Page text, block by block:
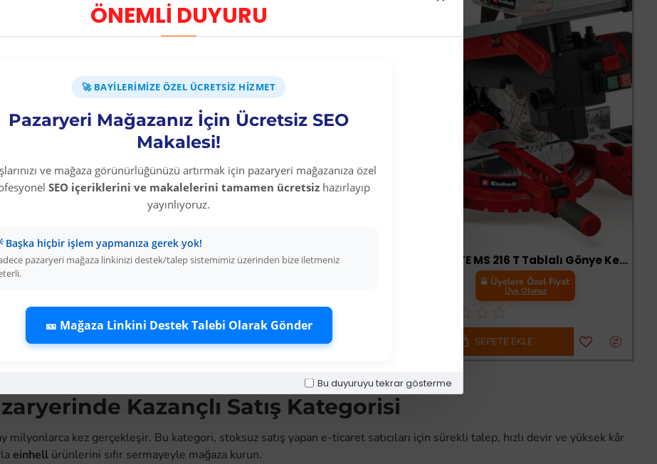
ÖNEMLİ DUYURU
🚀 BAYILERIMIZE ÖZEL ÜCRETSIZ HIZMET
Pazaryeri Mağazanız İçin Ücretsiz SEO
Makalesi!
ve mağaza görünürlüğünüzü artırmak için pazaryeri mağazanıza özel
SEO içeriklerini ve makalelerini tamamen ücretsiz hazırlayıp
yayınlıyoruz.
Başka hiçbir işlem yapmanıza gerek yok!
pazaryeri mağaza linkinizi destek/talep sistemimiz üzerinden bize iletmeniz
🎫 Mağaza Linkini Destek Talebi Olarak Gönder
Bu duyuruyu tekrar gösterme
Einhell TC MC 355/1 Profil Kesme Makinası 2200 Watt
SEPETE EKLE
-33 %
SEPETE EKLE
Einhell TE MS 216 T Tablalı Gönye Kesme
Üyelere Özel Fiyat
Üye Olunuz
SEPETE EKLE
Kazançlı Satış Kategorisi
kez gerçekleşir. Bu kategori, stoksuz satış yapan e-ticaret satıcıları için sürekli talep, hızlı devir ve yüksek kâr
einhell ürünlerini sıfır sermayeyle mağaza kurun.